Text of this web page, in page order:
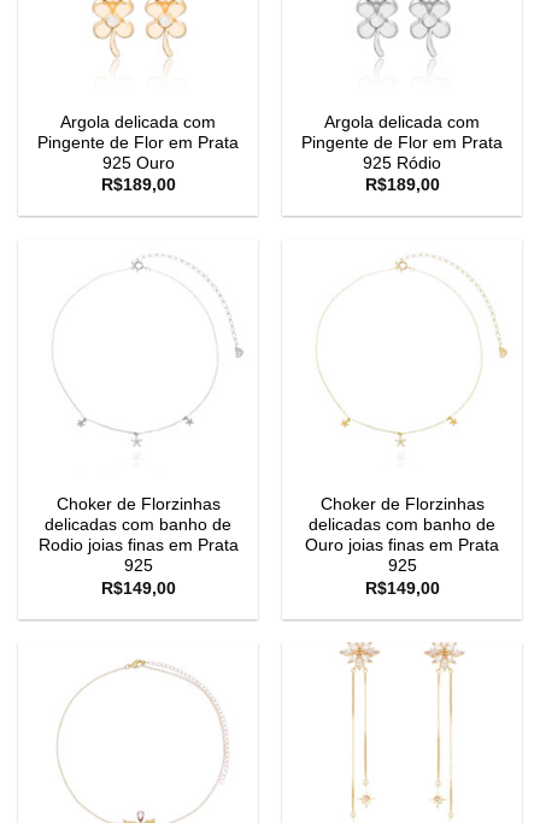
Argola delicada com
Pingente de Flor em Prata
925 Ouro
R$189,00
Argola delicada com
Pingente de Flor em Prata
925 Ródio
R$189,00
Choker de Florzinhas
delicadas com banho de
Rodio joias finas em Prata
925
R$149,00
Choker de Florzinhas
delicadas com banho de
Ouro joias finas em Prata
925
R$149,00